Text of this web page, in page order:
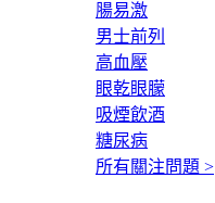
腸易激
男士前列
高血壓
眼乾眼朦
吸煙飲酒
糖尿病
所有關注問題 >